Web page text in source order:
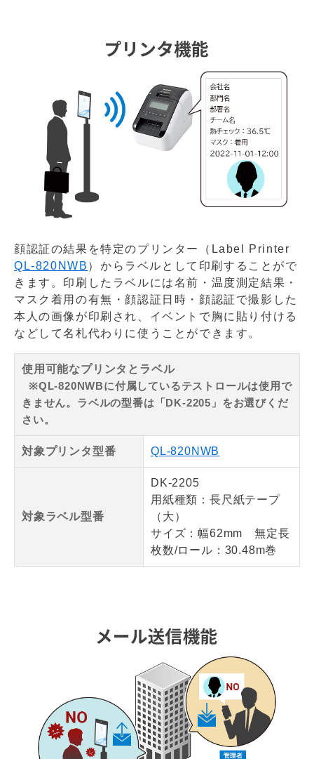
顔認証の結果を特定のプリンター（Label Printer
QL-820NWB ）からラベルとして印刷することがで
きます。印刷したラベルには名前・温度測定結果・
マスク着用の有無・顔認証日時・顔認証で撮影した
本人の画像が印刷され、イベントで胸に貼り付ける
などして名札代わりに使うことができます。
使用可能なプリンタとラベル
※QL-820NWBに付属しているテストロールは使用で
きません。ラベルの型番は「DK-2205」をお選びくだ
さい。
対象プリンタ型番 QL-820NWB
対象ラベル型番
DK-2205
用紙種類：長尺紙テープ
（大）
サイズ：幅62mm 無定長
枚数/ロール：30.48m巻